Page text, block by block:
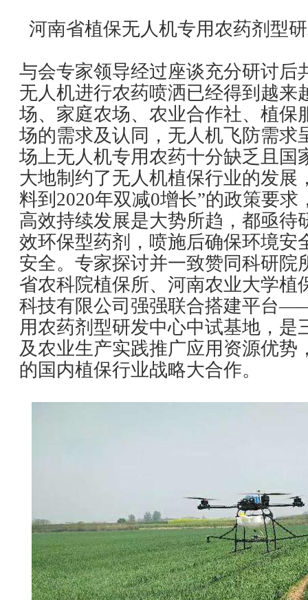
河南省植保无人机专用农药剂型
与会专家领导经过座谈充分研讨后
无人机进行农药喷洒已经得到越来
场、家庭农场、农业合作社、植保
场的需求及认同，无人机飞防需求
场上无人机专用农药十分缺乏且国
大地制约了无人机植保行业的发展
料到2020年双减0增长”的政策要
高效持续发展是大势所趋，都亟待
效环保型药剂，喷施后确保环境安
安全。专家探讨并一致赞同科研院
省农科院植保所、河南农业大学植
科技有限公司强强联合搭建平台
用农药剂型研发中心中试基地，是
及农业生产实践推广应用资源优势
的国内植保行业战略大合作。